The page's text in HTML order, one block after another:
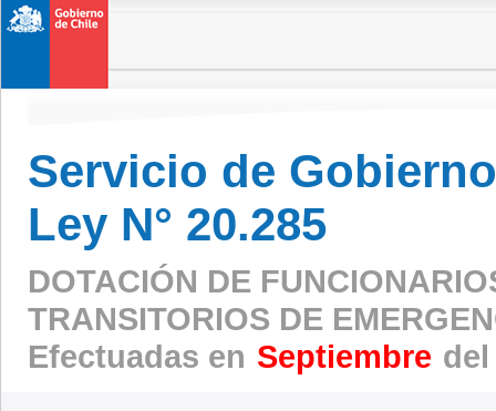
Servicio de
Ley N° 20.285
DOTACIÓN DE
TRANSITORIOS DE
Efectuadas en Septiembre del